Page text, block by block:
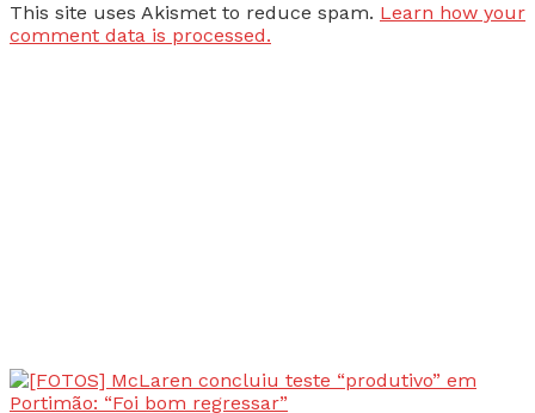
This site uses Akismet to reduce spam. Learn how your
comment data is processed.